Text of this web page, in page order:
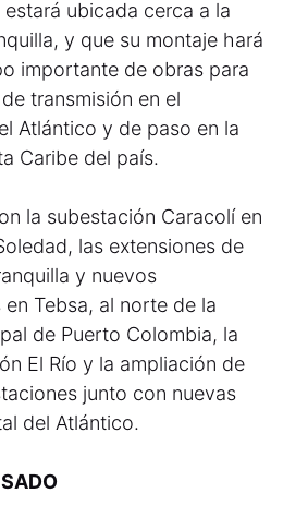
ubicada cerca a la
y que su montaje hará
importante de obras para
transmisión en el
Atlántico y de paso en la
Caribe del país.
la subestación Caracolí en
las extensiones de
y nuevos
Tebsa, al norte de la
de Puerto Colombia, la
El Río y la ampliación de
junto con nuevas
del Atlántico.